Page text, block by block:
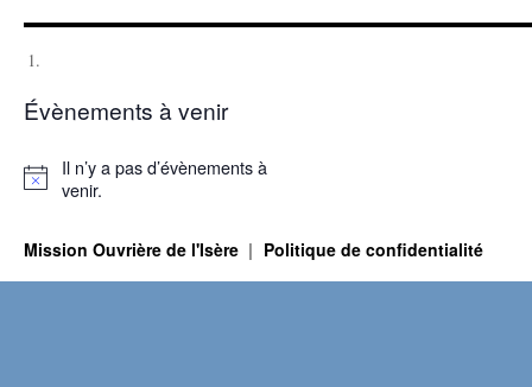
Évènements à venir
Notice
Il n’y a pas d’évènements à
venir.
Mission Ouvrière de l'Isère Politique de confidentialité